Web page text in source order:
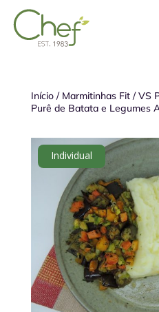
Início/ Marmitinhas Fit/VS
Purê de Batata e Legumes
Individual